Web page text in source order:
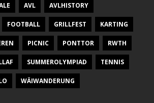
AVL AVLHISTORY
FOOTBALL GRILLFEST KARTING
PICNIC PONTTOR RWTH
SUMMEROLYMPIAD TENNIS
WÄIWANDERUNG